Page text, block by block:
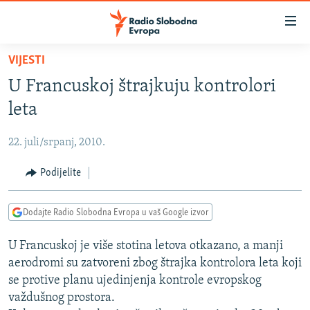
Pređite
glavni
sadržaj
na
navigaciju
Pređite
na
BOSNA I HERCEGOVINA
KOSOVO
CRNA GORA
VIDEO
FOTOGALERIJE
INFOGRAFIKE
PODCASTI
RAT U UKRAJINI
KINA NA BALKANU
RSE PRIČE IZ SVIJETA
VIJESTI
U Francuskoj štrajkuju kontrolori
leta
22. juli/srpanj, 2010.
Podijelite
Dodajte Radio Slobodna Evropa u vaš Google izvor
U Francuskoj je više stotina letova otkazano, a manji
aerodromi su zatvoreni zbog štrajka kontrolora leta koji
se protive planu ujedinjenja kontrole evropskog
važdušnog prostora.